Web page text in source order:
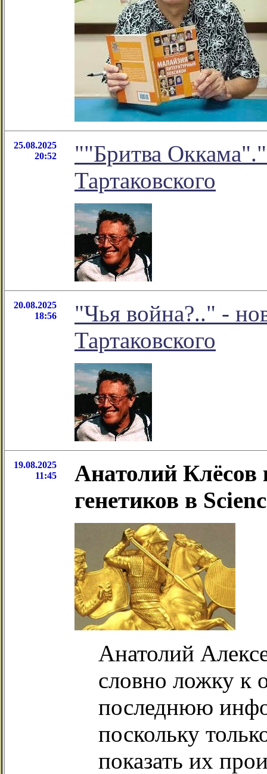
25.08.2025
20:52
""Бритва
Тартаковского
20.08.2025
18:56
"Чья война?.." -
Тартаковского
19.08.2025
11:45
Анатолий Клёсов
генетиков в
Анатолий
словно ложку к
последнюю
поскольку
показать их